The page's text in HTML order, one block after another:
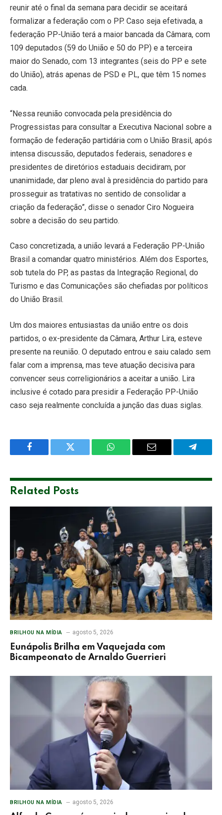
reunir até o final da semana para decidir se aceitará
formalizar a federação com o PP. Caso seja efetivada, a
federação PP-União terá a maior bancada da Câmara, com
109 deputados (59 do União e 50 do PP) e a terceira
maior do Senado, com 13 integrantes (seis do PP e sete
do União), atrás apenas de PSD e PL, que têm 15 nomes
cada.
“Nessa reunião convocada pela presidência do
Progressistas para consultar a Executiva Nacional sobre a
formação de federação partidária com o União Brasil, após
intensa discussão, deputados federais, senadores e
presidentes de diretórios estaduais decidiram, por
unanimidade, dar pleno aval à presidência do partido para
prosseguir as tratativas no sentido de consolidar a
criação da federação”, disse o senador Ciro Nogueira
sobre a decisão do seu partido.
Caso concretizada, a união levará a Federação PP-União
Brasil a comandar quatro ministérios. Além dos Esportes,
sob tutela do PP, as pastas da Integração Regional, do
Turismo e das Comunicações são chefiadas por políticos
do União Brasil.
Um dos maiores entusiastas da união entre os dois
partidos, o ex-presidente da Câmara, Arthur Lira, esteve
presente na reunião. O deputado entrou e saiu calado sem
falar com a imprensa, mas teve atuação decisiva para
convencer seus correligionários a aceitar a união. Lira
inclusive é cotado para presidir a Federação PP-União
caso seja realmente concluída a junção das duas siglas.
Facebook Twitter WhatsApp Email
Related Posts
BRILHOU NA MÍDIA agosto 5, 2026
Eunápolis Brilha em Vaquejada com
Bicampeonato de Arnaldo Guerrieri
BRILHOU NA MÍDIA agosto 5, 2026